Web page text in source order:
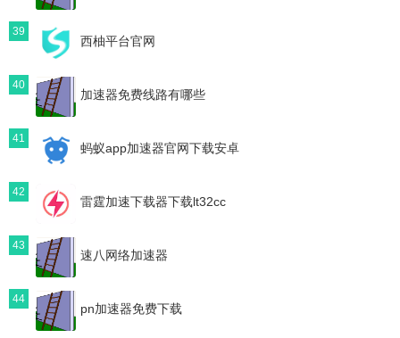
39
西柚平台官网
40
加速器免费线路有哪些
41
蚂蚁app加速器官网下载安卓
42
雷霆加速下载器下载lt32cc
43
速八网络加速器
44
pn加速器免费下载